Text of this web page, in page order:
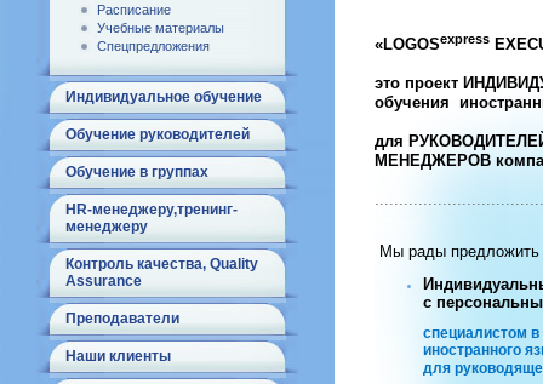
Расписание
Учебные материалы
Спецпредложения
Индивидуальное обучение
Обучение руководителей
Обучение в группах
HR-менеджеру,тренинг-
менеджеру
Контроль качества, Quality
Assurance
Преподаватели
Наши клиенты
«LOGOSexpress
это проект
обучения
для
МЕНЕДЖЕРОВ
Мы рады
с
специалистом в
иностранного
для